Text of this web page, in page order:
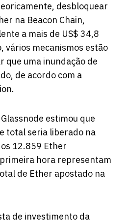
desbloquear
na Beacon Chain,
a mais de US$ 34,8
vários mecanismos estão
que uma inundação de
de acordo com a
.
estimou que
total seria liberado na
12.859 Ether
hora representam
de Ether apostado na
de investimento da